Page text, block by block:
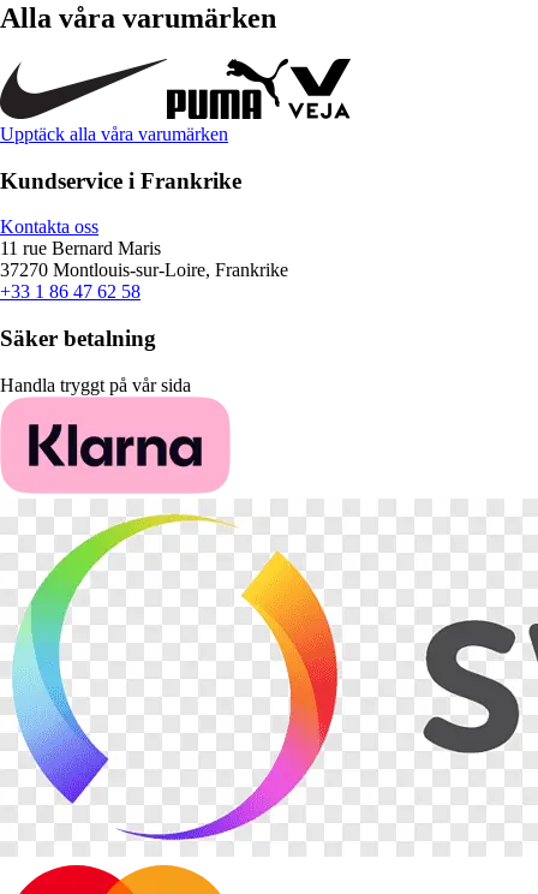
Alla våra varumärken
Upptäck alla våra varumärken
Kundservice i Frankrike
Kontakta oss
11 rue Bernard Maris
37270 Montlouis-sur-Loire, Frankrike
+33 1 86 47 62 58
Säker betalning
Handla tryggt på vår sida